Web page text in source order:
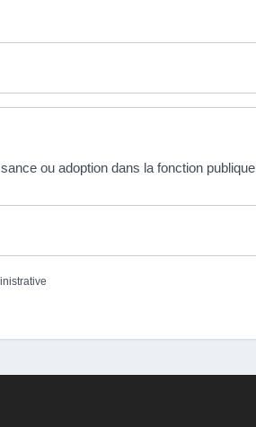
ou adoption dans la fonction publique